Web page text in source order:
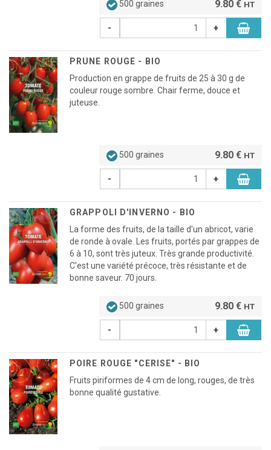
500 graines 9.80 € HT
- +
PRUNE ROUGE - BIO
Production en grappe de fruits de 25 à 30 g de
couleur rouge sombre. Chair ferme, douce et
juteuse.
500 graines 9.80 € HT
- +
GRAPPOLI D'INVERNO - BIO
La forme des fruits, de la taille d'un abricot, varie
de ronde à ovale. Les fruits, portés par grappes de
6 à 10, sont très juteux. Très grande productivité.
C'est une variété précoce, très résistante et de
bonne saveur. 70 jours.
500 graines 9.80 € HT
- +
POIRE ROUGE "CERISE" - BIO
Fruits piriformes de 4 cm de long, rouges, de très
bonne qualité gustative.